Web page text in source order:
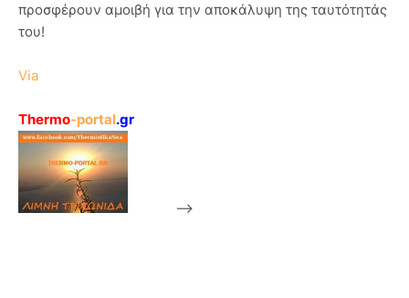
προσφέρουν αμοιβή για την αποκάλυψη της ταυτότητάς
του!
Via
Thermo-portal.gr
-->